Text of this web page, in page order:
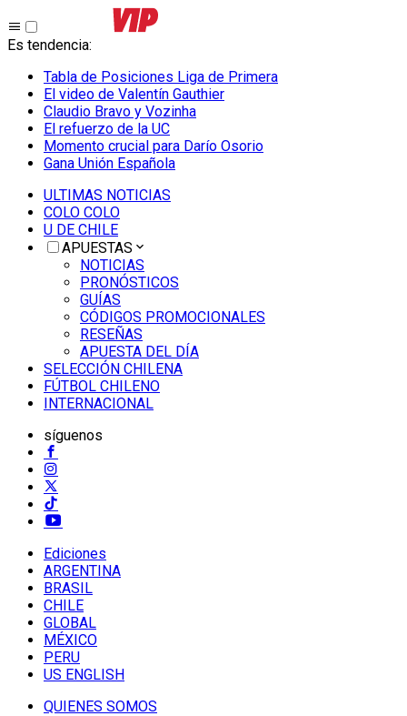
Es tendencia:
Tabla de Posiciones Liga de Primera
El video de Valentín Gauthier
Claudio Bravo y Vozinha
El refuerzo de la UC
Momento crucial para Darío Osorio
Gana Unión Española
ULTIMAS NOTICIAS
COLO COLO
U DE CHILE
APUESTAS
NOTICIAS
PRONÓSTICOS
GUÍAS
CÓDIGOS PROMOCIONALES
RESEÑAS
APUESTA DEL DÍA
SELECCIÓN CHILENA
FÚTBOL CHILENO
INTERNACIONAL
síguenos
Ediciones
ARGENTINA
BRASIL
CHILE
GLOBAL
MÉXICO
PERU
US ENGLISH
QUIENES SOMOS